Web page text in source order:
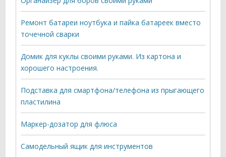
Ремонт батареи ноутбука и пайка батареек вместо
точечной сварки
Домик для куклы своими руками. Из картона и
хорошего настроения.
Подставка для смартфона/телефона из прыгающего
пластилина
Маркер-дозатор для флюса
Самодельный ящик для инструментов